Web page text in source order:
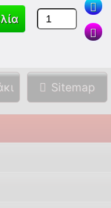
Sitemap